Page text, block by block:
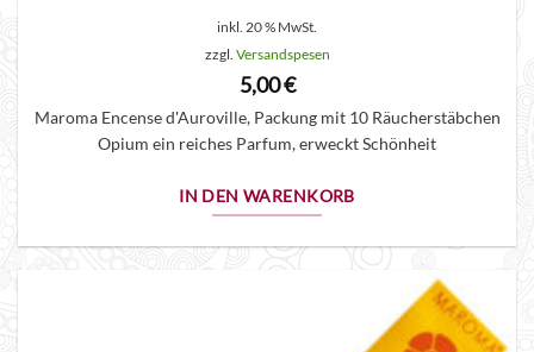
inkl. 20 % MwSt.
zzgl. Versandspesen
5,00€
Maroma Encense d'Auroville, Packung mit 10 Räucherstäbchen
Opium ein reiches Parfum, erweckt Schönheit
IN DEN WARENKORB